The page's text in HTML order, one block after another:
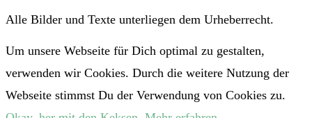
Alle Bilder und Texte unterliegen dem Urheberrecht.
Um unsere Webseite für Dich optimal zu gestalten,
verwenden wir Cookies. Durch die weitere Nutzung der
Webseite stimmst Du der Verwendung von Cookies zu.